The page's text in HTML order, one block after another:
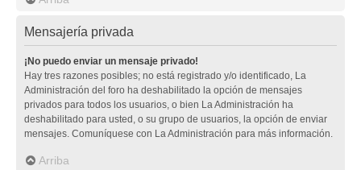
Mensajería privada
¡No puedo enviar un mensaje privado!
Hay tres razones posibles; no está registrado y/o identificado, La
Administración del foro ha deshabilitado la opción de mensajes
privados para todos los usuarios, o bien La Administración ha
deshabilitado para usted, o su grupo de usuarios, la opción de enviar
mensajes. Comuníquese con La Administración para más información.
Arriba